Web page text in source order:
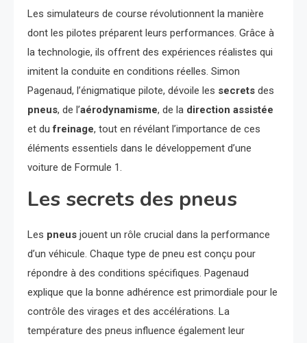
Les simulateurs de course révolutionnent la manière
dont les pilotes préparent leurs performances. Grâce à
la technologie, ils offrent des expériences réalistes qui
imitent la conduite en conditions réelles. Simon
Pagenaud, l’énigmatique pilote, dévoile les secrets des
pneus, de l’aérodynamisme, de la direction assistée
et dufreinage, tout en révélant l’importance de ces
éléments essentiels dans le développement d’une
voiture de Formule 1.
Les secrets des pneus
Les pneus jouent un rôle crucial dans la performance
d’un véhicule. Chaque type de pneu est conçu pour
répondre à des conditions spécifiques. Pagenaud
explique que la bonne adhérence est primordiale pour le
contrôle des virages et des accélérations. La
température des pneus influence également leur